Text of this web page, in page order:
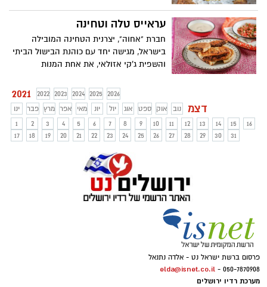
בריאותית: חצ'פורי ללא קמח ומועשר בחלבון.
פריך, ביצת עין וגבינות בארוחת בוקר, צהריים
או ערב.
עראייס טלה וטחינה
חברת "אחוה", יצרנית הטחינה המובילה
בישראל, מגישה יחד עם כוהנת הבישול הביתי
והשפית ג'קי אזולאי, את אחת המנות
משוחה בשמן, או בשפת העם – "עראייס".
מנה נפלאה, עשירה בטעמים ומפנקת, מוגשת
לצד טחינה לבנה וסלט פלחי עגבניות וגבעולי
בצל ירוק טריים.
2021 2022 2023 2024 2025
2026
ינו
פבר מרץ אפר מאי יונ יול אוג ספט אוק נוב דצמ
1 2 3 4 5 6 7 8 9 10 11 12 13 14 15
16
17
18 19 20 21 22 23 24 25 26 27 28 29 30 31
פרסום ברשת ישראל נט - אלדה נתנאל
050-7870908 -
elda@isnet.co.il
מערכת רדיו ירושלים